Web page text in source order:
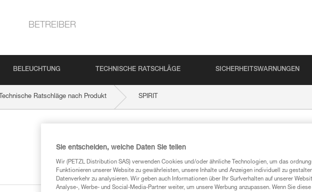
BETREIBER
BELEUCHTUNG TECHNISCHE RATSCHLÄGE SICHERHEITSWARNUNGEN
Technische Ratschläge nach Produkt SPIRIT
Sie entscheiden, welche Daten Sie teilen
Wir (PETZL Distribution SAS) verwenden Cookies und/oder ähnliche Technologien, um das
Funktionieren unserer Website zu gewährleisten, unsere Inhalte und Anzeigen individuell zu
Datenverkehr zu analysieren. Wir geben auch Informationen über Ihr Surfverhalten auf unserer
Analyse-, Werbe- und Social-Media-Partner weiter, um unsere Werbung anzupassen. Wenn Sie